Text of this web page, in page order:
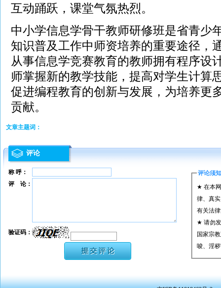
互动踊跃，课堂气氛热烈。
中小学信息学骨干教师研修班是省青少
知识普及工作中师资培养的重要途径，
从事信息学竞赛教育的教师拥有程序设
师掌握新的教学技能，提高对学生计算
促进编程教育的创新与发展，为培养更
贡献。
文章主题词：
评论
称 呼： 评论须知
★ 在本
律、真
有关法
★ 请勿
国家宗
唆、淫
★ 承担
★ 在本
评 论：
验证码：